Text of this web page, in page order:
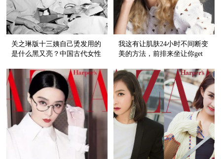
关之琳版十三姨自己烫发用的
是什么黑又亮？中国古代女性
潮！
我这有让肌肤24小时不间断变
美的方法，前排来坐让你get